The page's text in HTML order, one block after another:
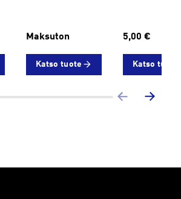
Maksuton
Katso tuote
5,00 €
Katso tuote